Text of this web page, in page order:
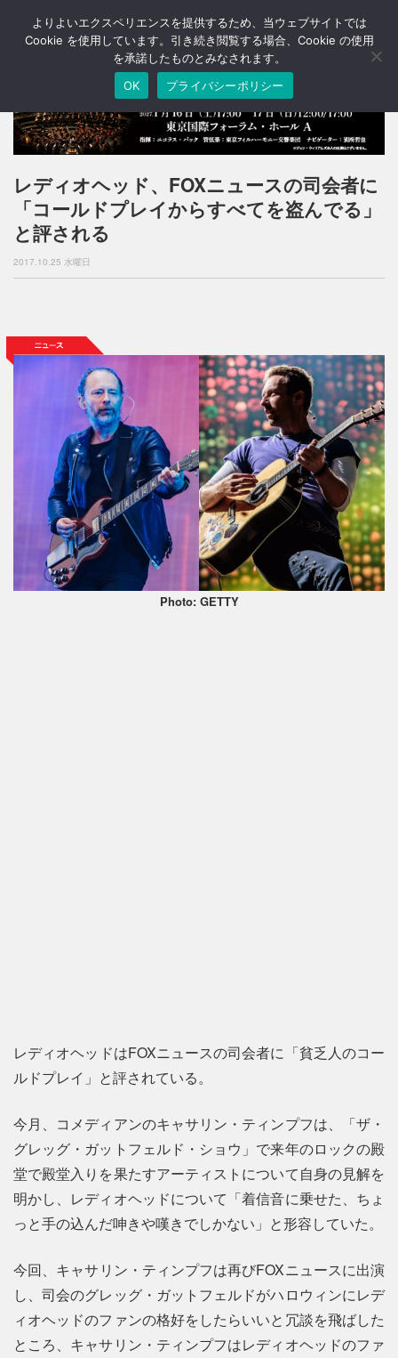
T
o
a
v
i
g
a
n
レディオヘッド、FOXニュースの司会者に
「コールドプレイからすべてを盗んでる」
と評される
2017.10.25 水曜日
Photo: GETTY
レディオヘッドはFOXニュースの司会者に「貧乏人のコー
ルドプレイ」と評されている。
今月、コメディアンのキャサリン・ティンプフは、「ザ・
グレッグ・ガットフェルド・ショウ」で来年のロックの殿
堂で殿堂入りを果たすアーティストについて自身の見解を
明かし、レディオヘッドについて「着信音に乗せた、ちょ
っと手の込んだ呻きや嘆きでしかない」と形容していた。
今回、キャサリン・ティンプフは再びFOXニュースに出演
し、司会のグレッグ・ガットフェルドがハロウィンにレデ
ィオヘッドのファンの格好をしたらいいと冗談を飛ばした
ところ、キャサリン・ティンプフはレディオヘッドのファ
よりよいエクスペリエンスを提供するため、当ウェブサイトでは
Cookie を使用しています。引き続き閲覧する場合、Cookie の使用
を承諾したものとみなされます。
OK
プライバシーポリシー